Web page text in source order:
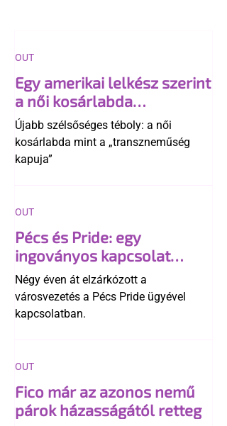
Egy amerikai lelkész szerint
a női kosárlabda
transzneműséghez vezet
Újabb szélsőséges téboly: a női
kosárlabda mint a „transzneműség
kapuja”
OUT
Pécs és Pride: egy
ingoványos kapcsolat
története
Négy éven át elzárkózott a
városvezetés a Pécs Pride ügyével
kapcsolatban.
OUT
Fico már az azonos nemű
párok házasságától retteg
OUT